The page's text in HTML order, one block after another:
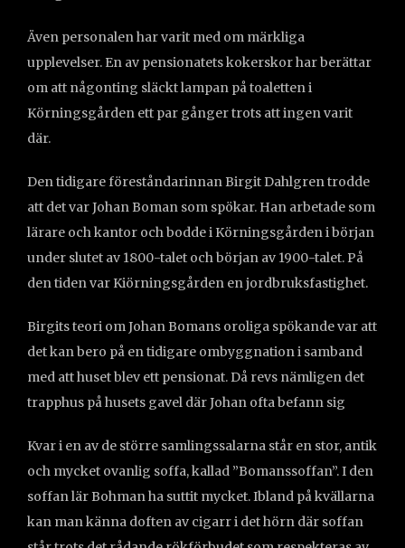
Även personalen har varit med om märkliga
upplevelser. En av pensionatets kokerskor har berättar
om att någonting släckt lampan på toaletten i
Körningsgården ett par gånger trots att ingen varit
där.
Den tidigare föreståndarinnan Birgit Dahlgren trodde
att det var Johan Boman som spökar. Han arbetade som
lärare och kantor och bodde i Körningsgården i början
under slutet av 1800-talet och början av 1900-talet. På
den tiden var Kiörningsgården en jordbruksfastighet.
Birgits teori om Johan Bomans oroliga spökande var att
det kan bero på en tidigare ombyggnation i samband
med att huset blev ett pensionat. Då revs nämligen det
trapphus på husets gavel där Johan ofta befann sig
Kvar i en av de större samlingssalarna står en stor, antik
och mycket ovanlig soffa, kallad ”Bomanssoffan”. I den
soffan lär Bohman ha suttit mycket. Ibland på kvällarna
kan man känna doften av cigarr i det hörn där soffan